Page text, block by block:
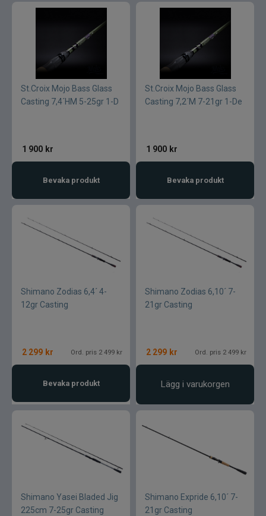
St.Croix Mojo Bass Glass
Casting 7,4´HM 5-25gr 1-D
1 900 kr
Bevaka produkt
St.Croix Mojo Bass Glass
Casting 7,2´M 7-21gr 1-De
1 900 kr
Bevaka produkt
Shimano Zodias 6,4´ 4-
12gr Casting
2 299 kr Ord. pris 2 499 kr
Bevaka produkt
Shimano Zodias 6,10´ 7-
21gr Casting
2 299 kr Ord. pris 2 499 kr
Lägg i varukorgen
Shimano Yasei Bladed Jig
225cm 7-25gr Casting
Shimano Expride 6,10´ 7-
21gr Casting